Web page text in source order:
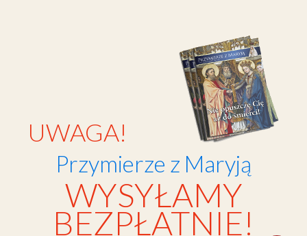
UWAGA!
Przymierze z Maryją
WYSYŁAMY
BEZPŁATNIE!